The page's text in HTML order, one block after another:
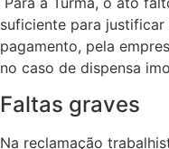
suficiente para
pagamento, pela
no caso de dispensa
Faltas graves
Na reclamação